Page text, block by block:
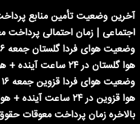
آخرین وضعیت تأمین منابع
اجتماعی | زمان احتمالی پرداخت
هوا گلستان در ۲۴ ساعت آینده + هواشناسی گلستان
هوا قزوین در ۲۴ ساعت آینده + هواشناسی قزوین
بالاخره زمان پرداخت معوقات